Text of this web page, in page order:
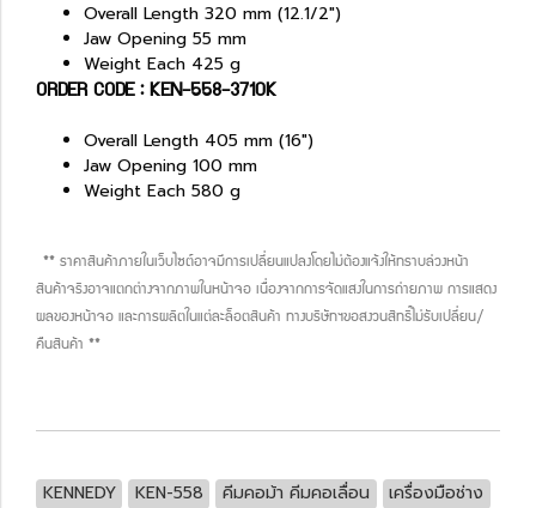
Overall Length 320 mm (12.1/2")
Jaw Opening 55 mm
Weight Each 425 g
ORDER CODE : KEN-558-3710K
Overall Length 405 mm (16")
Jaw Opening 100 mm
Weight Each 580 g
** ราคาสินค้าภายในเว็บไซต์อาจมีการเปลี่ยนแปลงโดยไม่ต้องแจ้งให้ทราบล่วงหน้า
สินค้าจริงอาจแตกต่างจากภาพในหน้าจอ เนื่องจากการจัดแสงในการถ่ายภาพ การแสดง
ผลของหน้าจอ และการผลิตในแต่ละล็อตสินค้า ทางบริษัทฯขอสงวนสิทธิ์ไม่รับเปลี่ยน/
คืนสินค้า **
KENNEDY KEN-558 คีมคอม้า คีมคอเลื่อน
เครื่องมือช่าง